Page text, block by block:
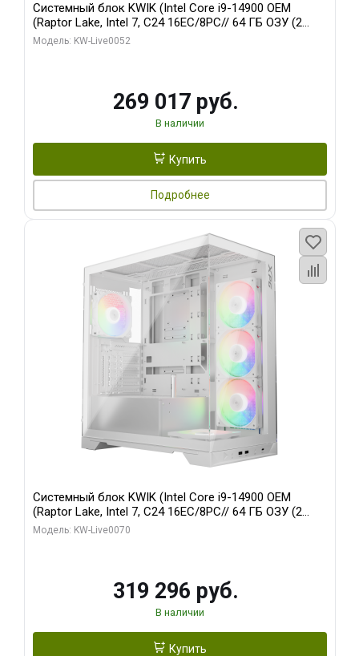
Системный блок KWIK (Intel Core i9-14900 OEM
(Raptor Lake, Intel 7, C24 16EC/8PC// 64 ГБ ОЗУ (2
модуля)/ Palit RTX5080 GAMINGPRO OC 16GB GDDR7
Модель: KW-Live0052
269 017 руб.
В наличии
Купить
Подробнее
Системный блок KWIK (Intel Core i9-14900 OEM
(Raptor Lake, Intel 7, C24 16EC/8PC// 64 ГБ ОЗУ (2
модуля)/ Gigabyte RTX5080 XTREME WATERFORCE
Модель: KW-Live0070
319 296 руб.
В наличии
Купить